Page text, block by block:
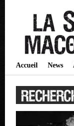
Accueil News